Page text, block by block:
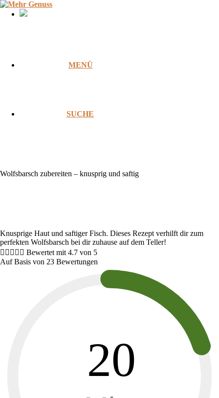
Zum
Inhalt
MENÜ
SUCHE
Wolfsbarsch zubereiten – knusprig und saftig
Knusprige Haut und saftiger Fisch. Dieses Rezept verhilft dir zum
perfekten Wolfsbarsch bei dir zuhause auf dem Teller!
     Bewertet mit 4.7 von 5
Auf Basis von 23 Bewertungen
20